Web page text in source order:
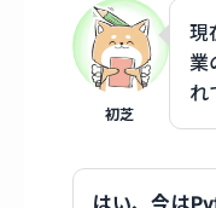
初芝
現
業
れ
はい、今は